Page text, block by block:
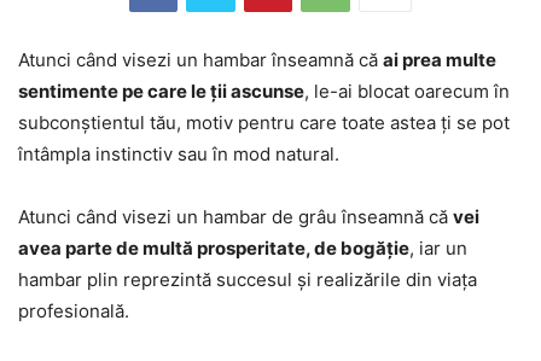
Atunci când visezi un hambar înseamnă că ai prea multe
sentimente pe care le ții ascunse, le-ai blocat oarecum în
subconștientul tău, motiv pentru care toate astea ți se pot
întâmpla instinctiv sau în mod natural.
Atunci când visezi un hambar de grâu înseamnă că vei
avea parte de multă prosperitate, de bogăție, iar un
hambar plin reprezintă succesul și realizările din viața
profesională.